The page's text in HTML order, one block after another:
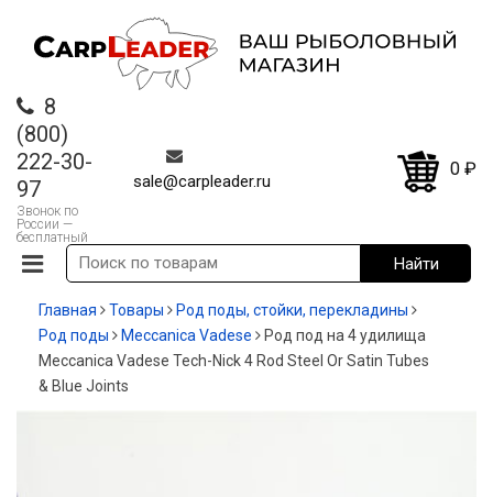
8
(800)
222-30-
97
Звонок по
России —
бесплатный
sale@carpleader.ru
0 ₽
Главная Товары
Род поды, стойки, перекладины
Род поды
Meccanica Vadese
Род под на 4 удилища
Meccanica Vadese Tech-Nick 4 Rod Steel Or Satin Tubes
& Blue Joints